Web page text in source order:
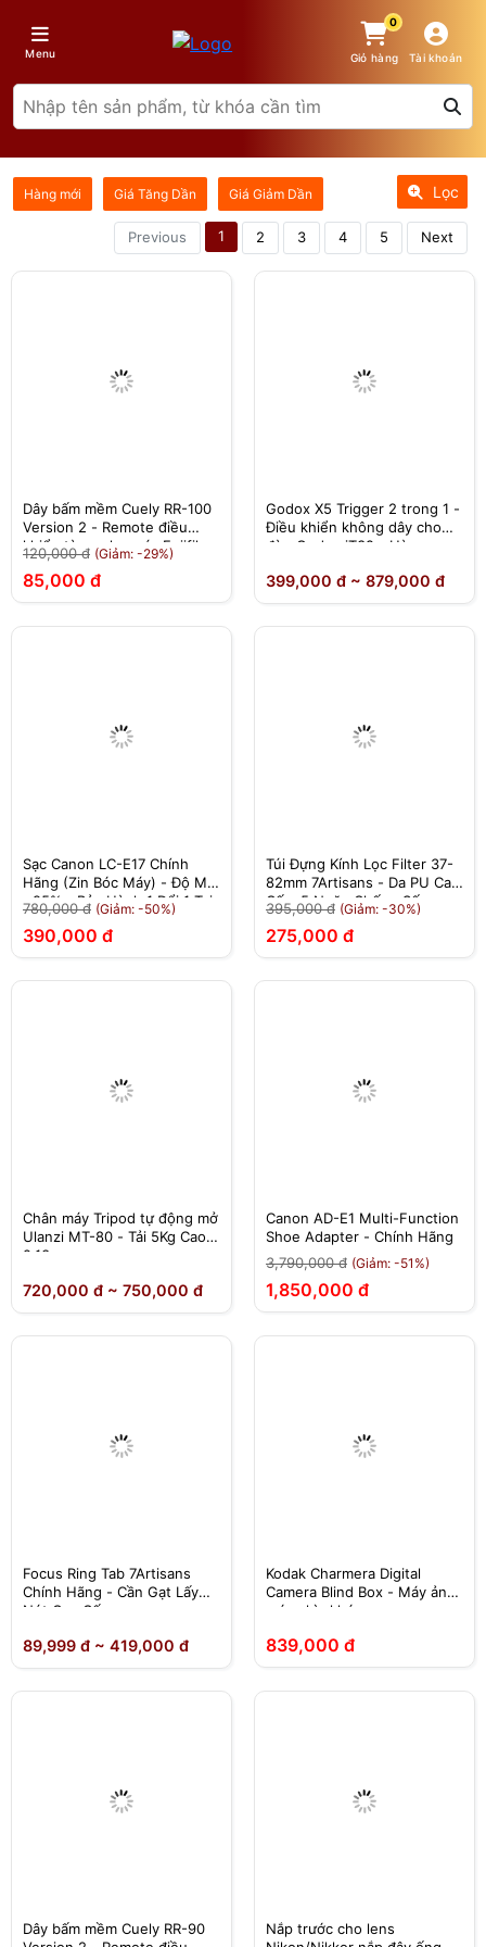
Menu
0
Giỏ hàng Tài khoản
Hàng mới Giá Tăng Dần Giá Giảm Dần Lọc
Previous 1 2 3 4 5 Next
Dây bấm mềm Cuely RR-100
Version 2 - Remote điều
khiển từ xa cho máy Fujifilm
120,000 đ (Giảm: -29%)
85,000 đ
Godox X5 Trigger 2 trong 1 -
Điều khiển không dây cho
đèn Godox iT32 - Hàng
399,000 đ ~ 879,000 đ
Sạc Canon LC-E17 Chính
Hãng (Zin Bóc Máy) - Độ Mới
>95% - Bảo Hành 1 Đổi 1 Tại
Nhà
780,000 đ (Giảm: -50%)
390,000 đ
Túi Đựng Kính Lọc Filter 37-
82mm 7Artisans - Da PU Cao
Cấp, 5 Ngăn Chống Sốc
395,000 đ (Giảm: -30%)
275,000 đ
Chân máy Tripod tự động mở
Ulanzi MT-80 - Tải 5Kg Cao
2,13m
720,000 đ ~ 750,000 đ
Canon AD-E1 Multi-Function
Shoe Adapter - Chính Hãng
3,790,000 đ (Giảm: -51%)
1,850,000 đ
Focus Ring Tab 7Artisans
Chính Hãng - Cần Gạt Lấy
Nét Cao Cấp
89,999 đ ~ 419,000 đ
Kodak Charmera Digital
Camera Blind Box - Máy ảnh
móc chìa khóa
839,000 đ
Dây bấm mềm Cuely RR-90
Nắp trước cho lens